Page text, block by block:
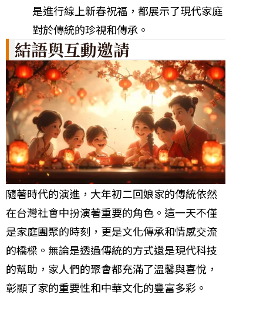
是進行線上新春祝福，都展示了現代家庭
對於傳統的珍視和傳承。
結語與互動邀請
隨著時代的演進，大年初二回娘家的傳統依然
在台灣社會中扮演著重要的角色。這一天不僅
是家庭團聚的時刻，更是文化傳承和情感交流
的橋樑。無論是透過傳統的方式還是現代科技
的幫助，家人們的聚會都充滿了溫馨與喜悅，
彰顯了家的重要性和中華文化的豐富多彩。